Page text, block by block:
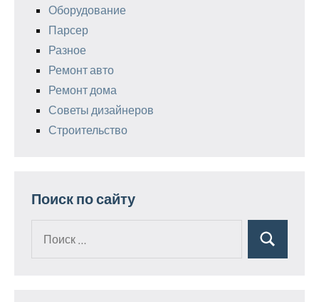
Оборудование
Парсер
Разное
Ремонт авто
Ремонт дома
Советы дизайнеров
Строительство
Поиск по сайту
Поиск